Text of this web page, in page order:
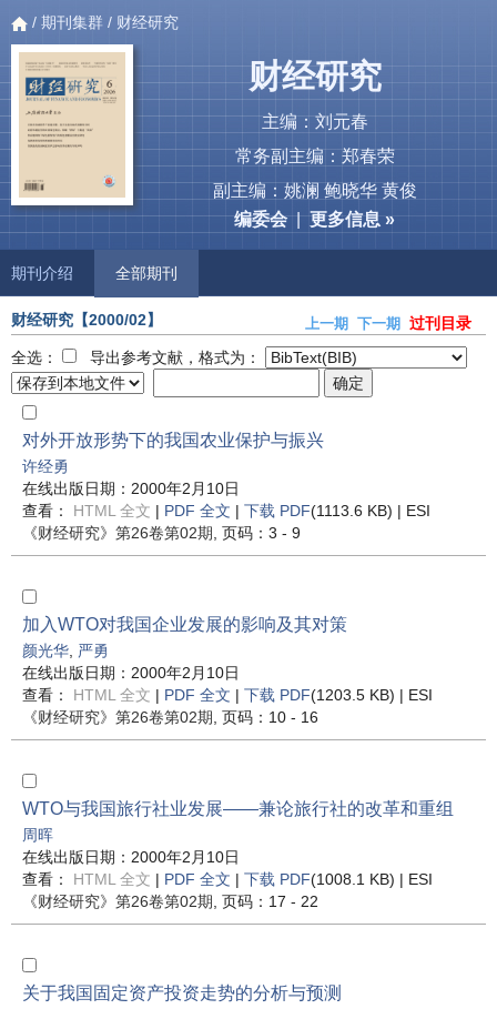
/ 期刊集群 / 财经研究
财经研究
主编：刘元春
常务副主编：郑春荣
副主编：姚澜 鲍晓华 黄俊
编委会|更多信息 »
期刊介绍 全部期刊
财经研究 【2000/02】 上一期 下一期
过刊目录
全选：
导出参考文献，格式为：
对外开放形势下的我国农业保护与振兴
许经勇
在线出版日期：2000年2月10日
查看： HTML 全文 | PDF 全文 | 下载 PDF(1113.6 KB) | ESI
《财经研究》 第26卷第02期 , 页码：3 - 9
加入WTO对我国企业发展的影响及其对策
颜光华 严勇
在线出版日期：2000年2月10日
查看： HTML 全文 | PDF 全文 | 下载 PDF(1203.5 KB) | ESI
《财经研究》 第26卷第02期 , 页码：10 - 16
WTO与我国旅行社业发展——兼论旅行社的改革和重组
周晖
在线出版日期：2000年2月10日
查看： HTML 全文 | PDF 全文 | 下载 PDF(1008.1 KB) | ESI
《财经研究》 第26卷第02期 , 页码：17 - 22
关于我国固定资产投资走势的分析与预测